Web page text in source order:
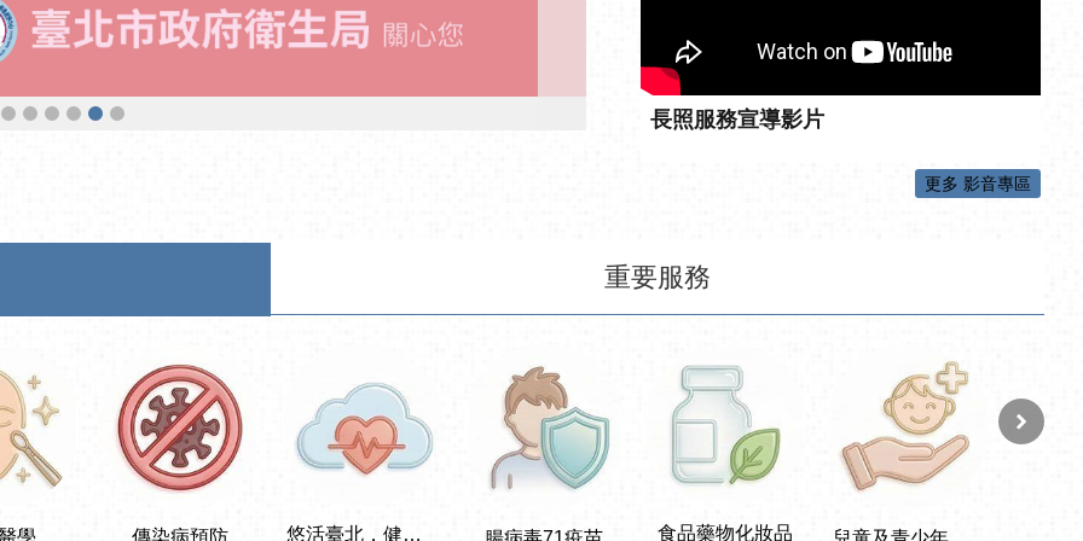
長照服務宣導影片
更多 影音專區
重要服務